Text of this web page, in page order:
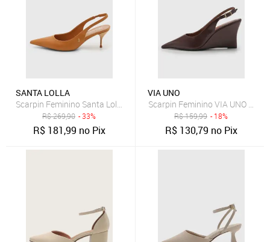
SANTA LOLLA
Scarpin Feminino Santa Lolla Slingback Couro Caramelo
R$269,90 - 33%
R$ 181,99 no Pix
VIA UNO
Scarpin Feminino VIA UNO
R$159,99 - 18%
R$ 130,79 no Pix